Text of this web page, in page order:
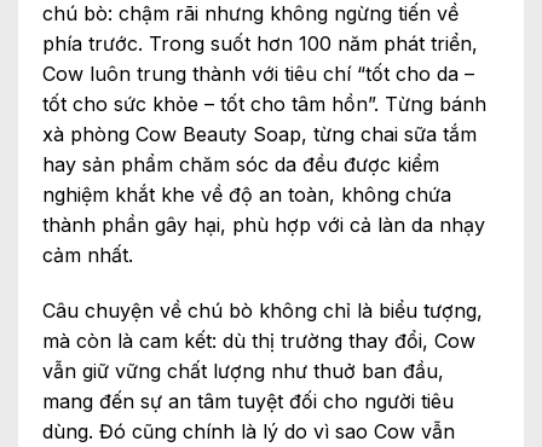
chú bò: chậm rãi nhưng không ngừng tiến về
phía trước. Trong suốt hơn 100 năm phát triển,
Cow luôn trung thành với tiêu chí “tốt cho da –
tốt cho sức khỏe – tốt cho tâm hồn”. Từng bánh
xà phòng Cow Beauty Soap, từng chai sữa tắm
hay sản phẩm chăm sóc da đều được kiểm
nghiệm khắt khe về độ an toàn, không chứa
thành phần gây hại, phù hợp với cả làn da nhạy
cảm nhất.
Câu chuyện về chú bò không chỉ là biểu tượng,
mà còn là cam kết: dù thị trường thay đổi, Cow
vẫn giữ vững chất lượng như thuở ban đầu,
mang đến sự an tâm tuyệt đối cho người tiêu
dùng. Đó cũng chính là lý do vì sao Cow vẫn